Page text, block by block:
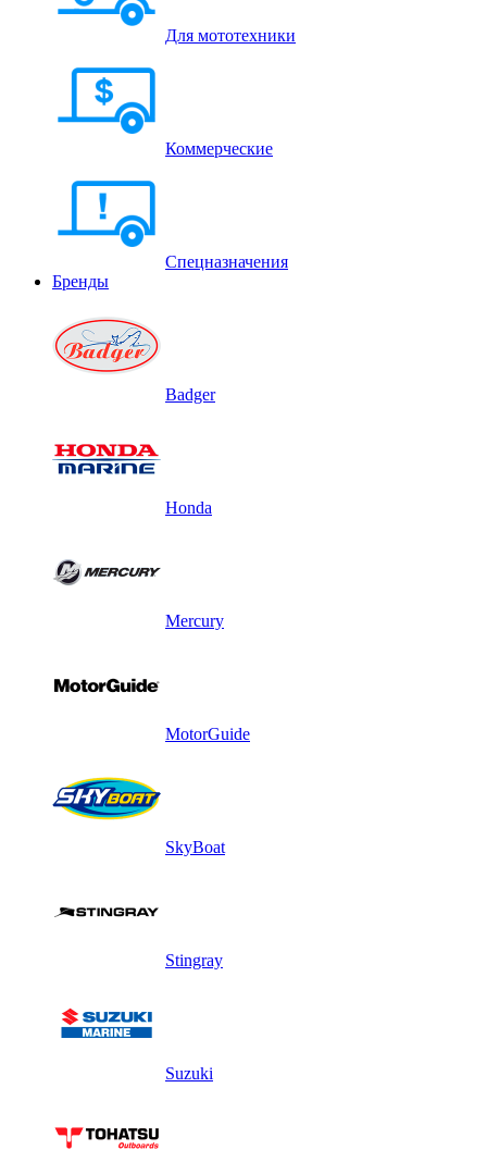
Для мототехники
Коммерческие
Спецназначения
Бренды
Badger
Honda
Mercury
MotorGuide
SkyBoat
Stingray
Suzuki